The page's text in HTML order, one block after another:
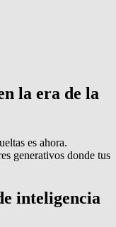
la era de la
es ahora.
generativos donde tus
inteligencia